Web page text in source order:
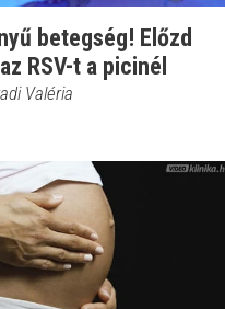
betegség! Előzd
RSV-t a picinél
Valéria